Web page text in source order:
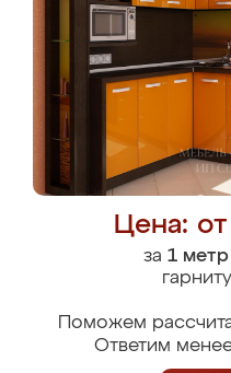
Цена:
за 1 метр
Поможем
Ответим